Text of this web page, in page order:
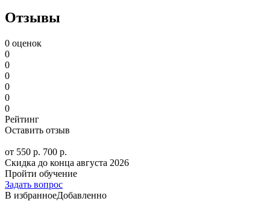
Отзывы
0 оценок
0
0
0
0
0
0
Рейтинг
Оставить отзыв
от 550 р. 700 р.
Скидка до конца августа 2026
Пройти обучение
Задать вопрос
В избранноеДобавленно